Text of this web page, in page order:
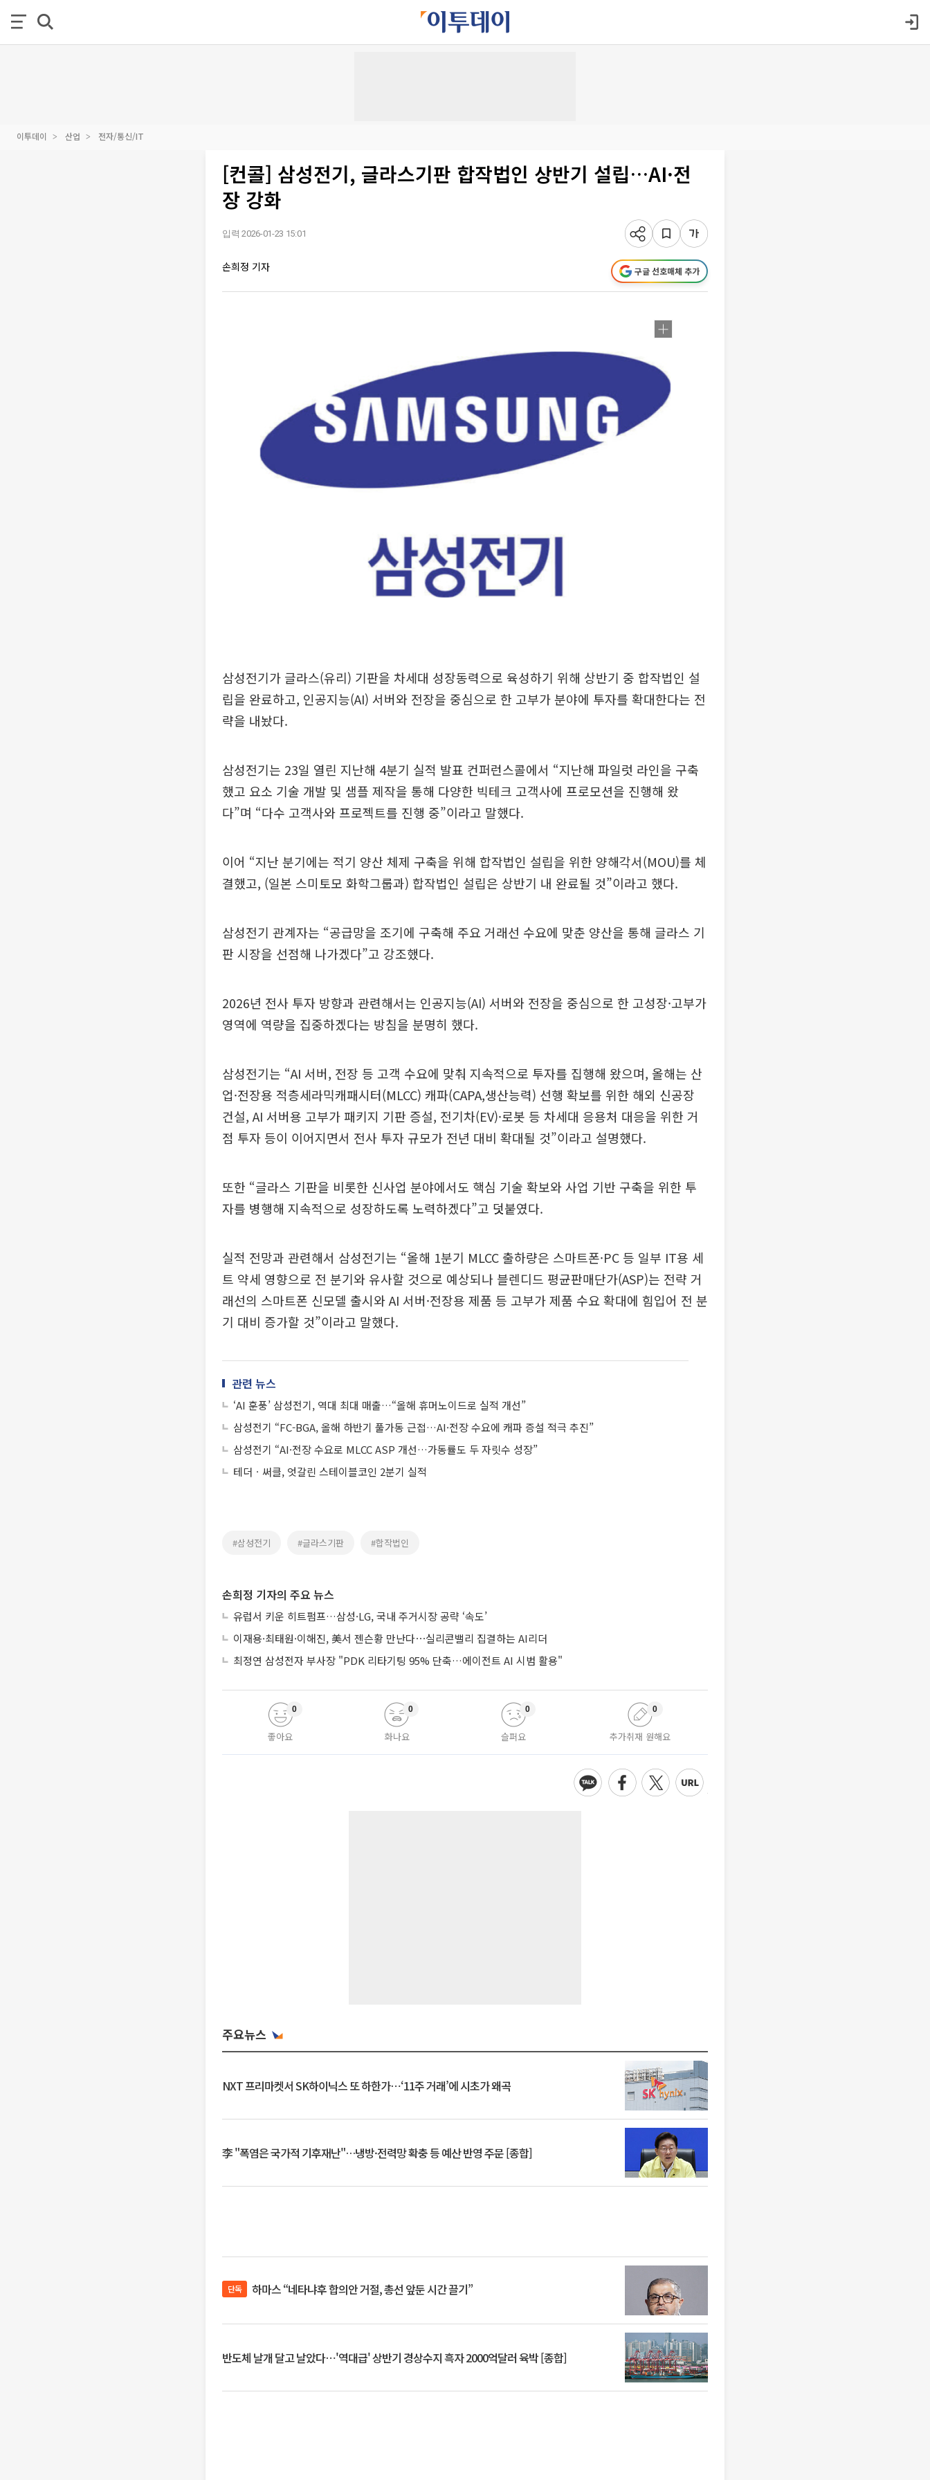
이투데이 산업 전자/통신/IT
[컨콜] 삼성전기, 글라스기판 합작법인 상반기 설립…AI·전
장 강화
입력 2026-01-23 15:01
손희정 기자 구글 선호매체 추가
삼성전기가 글라스(유리) 기판을 차세대 성장동력으로 육성하기 위해 상반기 중 합작법인 설
립을 완료하고, 인공지능(AI) 서버와 전장을 중심으로 한 고부가 분야에 투자를 확대한다는 전
략을 내놨다.
삼성전기는 23일 열린 지난해 4분기 실적 발표 컨퍼런스콜에서 “지난해 파일럿 라인을 구축
했고 요소 기술 개발 및 샘플 제작을 통해 다양한 빅테크 고객사에 프로모션을 진행해 왔
다”며 “다수 고객사와 프로젝트를 진행 중”이라고 말했다.
이어 “지난 분기에는 적기 양산 체제 구축을 위해 합작법인 설립을 위한 양해각서(MOU)를 체
결했고, (일본 스미토모 화학그룹과) 합작법인 설립은 상반기 내 완료될 것”이라고 했다.
삼성전기 관계자는 “공급망을 조기에 구축해 주요 거래선 수요에 맞춘 양산을 통해 글라스 기
판 시장을 선점해 나가겠다”고 강조했다.
2026년 전사 투자 방향과 관련해서는 인공지능(AI) 서버와 전장을 중심으로 한 고성장·고부가
영역에 역량을 집중하겠다는 방침을 분명히 했다.
삼성전기는 “AI 서버, 전장 등 고객 수요에 맞춰 지속적으로 투자를 집행해 왔으며, 올해는 산
업·전장용 적층세라믹캐패시터(MLCC) 캐파(CAPA,생산능력) 선행 확보를 위한 해외 신공장
건설, AI 서버용 고부가 패키지 기판 증설, 전기차(EV)·로봇 등 차세대 응용처 대응을 위한 거
점 투자 등이 이어지면서 전사 투자 규모가 전년 대비 확대될 것”이라고 설명했다.
또한 “글라스 기판을 비롯한 신사업 분야에서도 핵심 기술 확보와 사업 기반 구축을 위한 투
자를 병행해 지속적으로 성장하도록 노력하겠다”고 덧붙였다.
실적 전망과 관련해서 삼성전기는 “올해 1분기 MLCC 출하량은 스마트폰·PC 등 일부 IT용 세
트 약세 영향으로 전 분기와 유사할 것으로 예상되나 블렌디드 평균판매단가(ASP)는 전략 거
래선의 스마트폰 신모델 출시와 AI 서버·전장용 제품 등 고부가 제품 수요 확대에 힘입어 전 분
기 대비 증가할 것”이라고 말했다.
관련 뉴스
‘AI 훈풍’ 삼성전기, 역대 최대 매출…“올해 휴머노이드로 실적 개선”
삼성전기 “FC-BGA, 올해 하반기 풀가동 근접…AI·전장 수요에 캐파 증설 적극 추진”
삼성전기 “AI·전장 수요로 MLCC ASP 개선…가동률도 두 자릿수 성장”
테더ㆍ써클, 엇갈린 스테이블코인 2분기 실적
#삼성전기 #글라스기판 #합작법인
손희정 기자의 주요 뉴스
유럽서 키운 히트펌프…삼성·LG, 국내 주거시장 공략 ‘속도’
이재용·최태원·이해진, 美서 젠슨황 만난다⋯실리콘밸리 집결하는 AI리더
최정연 삼성전자 부사장 "PDK 리타기팅 95% 단축…에이전트 AI 시범 활용"
좋아요
0
화나요
0
슬퍼요
0
추가취재 원해요
0
주요뉴스
NXT 프리마켓서 SK하이닉스 또 하한가⋯‘11주 거래’에 시초가 왜곡
李 "폭염은 국가적 기후재난"…냉방·전력망 확충 등 예산 반영 주문 [종합]
단독 하마스 “네타냐후 합의안 거절, 총선 앞둔 시간 끌기”
반도체 날개 달고 날았다⋯'역대급' 상반기 경상수지 흑자 2000억달러 육박 [종합]